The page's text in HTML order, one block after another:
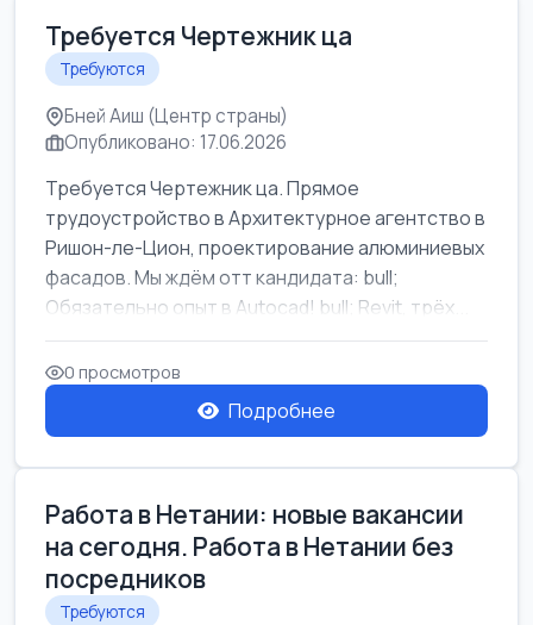
Требуется Чертежник ца
Требуются
Бней Аиш (Центр страны)
Опубликовано: 17.06.2026
Требуется Чертежник ца. Прямое
трудоустройство в Архитектурное агентство в
Ришон-ле-Цион, проектирование алюминиевых
фасадов. Мы ждём отт кандидата: bull;
Обязательно опыт в Autocad! bull; Revit, трёх...
0 просмотров
Подробнее
Работа в Нетании: новые вакансии
на сегодня. Работа в Нетании без
посредников
Требуются